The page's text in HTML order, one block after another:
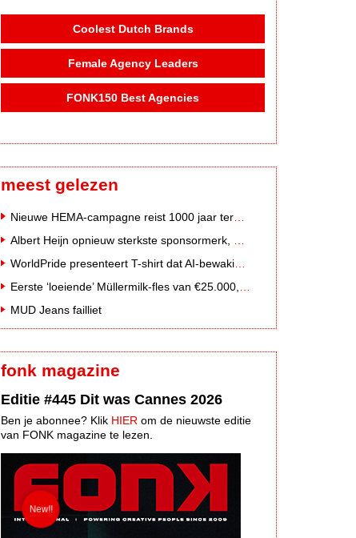
Coolest Dutch Brands
Female Agency Leaders
FONK150 Best Agencies
meest gelezen
MUD Jeans failliet
fonk magazine
Editie #445 Dit was Cannes 2026
Ben je abonnee? Klik HIER om de nieuwste editie
van FONK magazine te lezen.